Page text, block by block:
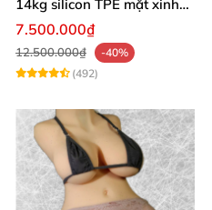
14kg silicon TPE mặt xinh
trắng hồng
7.500.000₫
12.500.000₫
-40%
(492)